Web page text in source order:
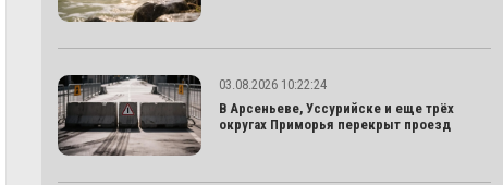
03.08.2026 10:22:24
В Арсеньеве, Уссурийске и еще трёх
округах Приморья перекрыт проезд